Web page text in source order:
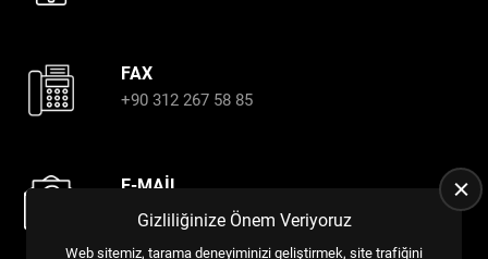
FAX
+90 312 267 58 85
E-MAIL
almin@alminproﬁl.com.tr
export@alminproﬁl.com.tr
Gizliliğinize Önem Veriyoruz
Web sitemiz, tarama deneyiminizi geliştirmek, site trafiğini